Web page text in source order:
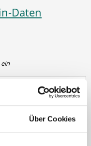
Über Cookies
Daten